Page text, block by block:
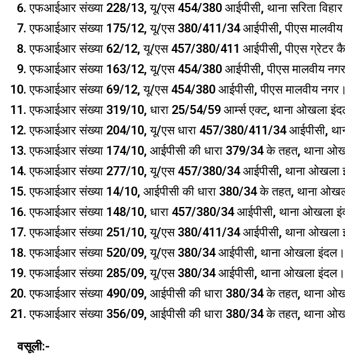
एफआईआर संख्या 228/13, यू/एस 454/380 आईपीसी, थाना सरिता
एफआईआर संख्या 175/12, यू/एस 380/411/34 आईपीसी, पीएस मालवीय
एफआईआर संख्या 62/12, यू/एस 457/380/411 आईपीसी, पीएस ग्रेटर
एफआईआर संख्या 163/12, यू/एस 454/380 आईपीसी, पीएस मालवीय
एफआईआर संख्या 69/12, यू/एस 454/380 आईपीसी, पीएस मालवीय नगर।
एफआईआर संख्या 319/10, धारा 25/54/59 आर्म्स एक्ट, थाना ओखला
एफआईआर संख्या 204/10, यू/एस धारा 457/380/411/34 आईपीसी,
एफआईआर संख्या 174/10, आईपीसी की धारा 379/34 के तहत, थाना
एफआईआर संख्या 277/10, यू/एस 457/380/34 आईपीसी, थाना ओखला
एफआईआर संख्या 14/10, आईपीसी की धारा 380/34 के तहत, थाना
एफआईआर संख्या 148/10, धारा 457/380/34 आईपीसी, थाना ओखला
एफआईआर संख्या 251/10, यू/एस 380/411/34 आईपीसी, थाना ओखला
एफआईआर संख्या 520/09, यू/एस 380/34 आईपीसी, थाना ओखला इंदल।
एफआईआर संख्या 285/09, यू/एस 380/34 आईपीसी, थाना ओखला इंदल।
एफआईआर संख्या 490/09, आईपीसी की धारा 380/34 के तहत, थाना
एफआईआर संख्या 356/09, आईपीसी की धारा 380/34 के तहत, थाना
वसूली:-